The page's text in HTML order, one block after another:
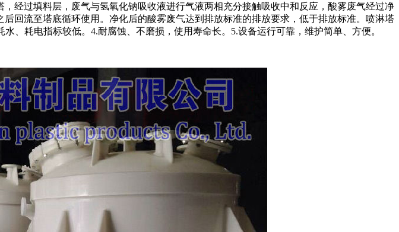
经过填料层，废气与氢氧化钠吸收液进行气液两相充分接触吸收中和反应，酸雾废气经过净
回流至塔底循环使用。净化后的酸雾废气达到排放标准的排放要求，低于排放标准。喷淋塔
、耗电指标较低。4.耐腐蚀、不磨损，使用寿命长。5.设备运行可靠，维护简单、方便。